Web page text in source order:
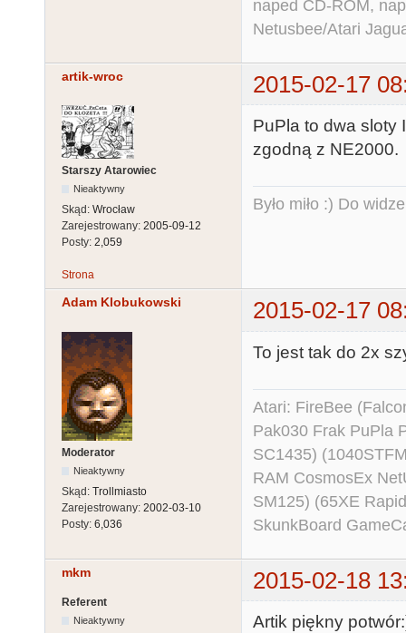
naped CD-ROM,
Netusbee/Atari
artik-wroc 2015-02-17
Starszy Atarowiec
Nieaktywny
Skąd: Wrocław
Zarejestrowany: 2005-09-12
Posty: 2,059
PuPla to dwa sloty
zgodną z NE2000.
Było miło :) Do
Strona
Adam Klobukowski 2015-02-17
Moderator
Nieaktywny
Skąd: Trollmiasto
Zarejestrowany: 2002-03-10
Posty: 6,036
To jest tak do 2x
Atari: FireBee
Pak030 Frak PuPla
SC1435)
RAM CosmosEx
SM125) (65XE
SkunkBoard
mkm 2015-02-18
Referent
Nieaktywny
Artik piękny